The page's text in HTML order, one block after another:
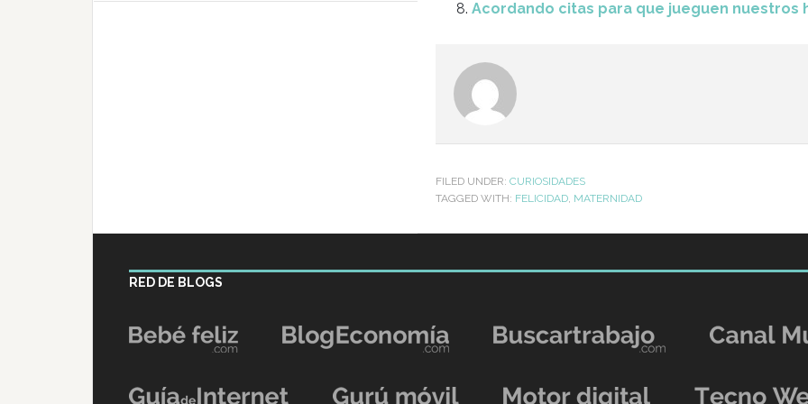
Acordando citas para que jueguen nuestros
FILED UNDER: CURIOSIDADES
TAGGED WITH: FELICIDAD, MATERNIDAD
RED DE BLOGS